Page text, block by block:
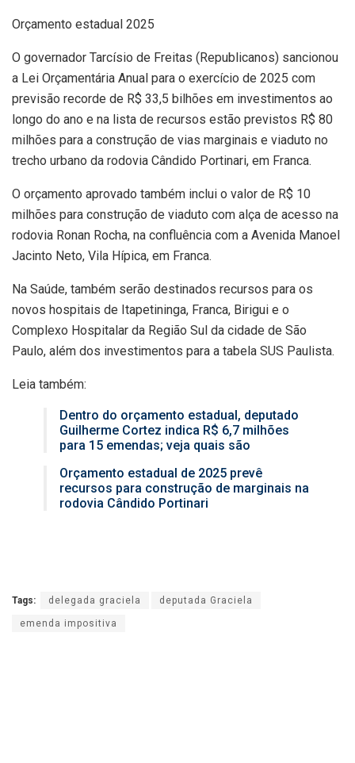
Orçamento estadual 2025
O governador Tarcísio de Freitas (Republicanos) sancionou
a Lei Orçamentária Anual para o exercício de 2025 com
previsão recorde de R$ 33,5 bilhões em investimentos ao
longo do ano e na lista de recursos estão previstos R$ 80
milhões para a construção de vias marginais e viaduto no
trecho urbano da rodovia Cândido Portinari, em Franca.
O orçamento aprovado também inclui o valor de R$ 10
milhões para construção de viaduto com alça de acesso na
rodovia Ronan Rocha, na confluência com a Avenida Manoel
Jacinto Neto, Vila Hípica, em Franca.
Na Saúde, também serão destinados recursos para os
novos hospitais de Itapetininga, Franca, Birigui e o
Complexo Hospitalar da Região Sul da cidade de São
Paulo, além dos investimentos para a tabela SUS Paulista.
Leia também:
Dentro do orçamento estadual, deputado
Guilherme Cortez indica R$ 6,7 milhões
para 15 emendas; veja quais são
Orçamento estadual de 2025 prevê
recursos para construção de marginais na
rodovia Cândido Portinari
Tags: delegada graciela deputada Graciela
emenda impositiva